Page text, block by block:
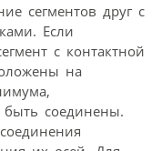
сегментов друг с
Если
с контактной
на
быть соединены.